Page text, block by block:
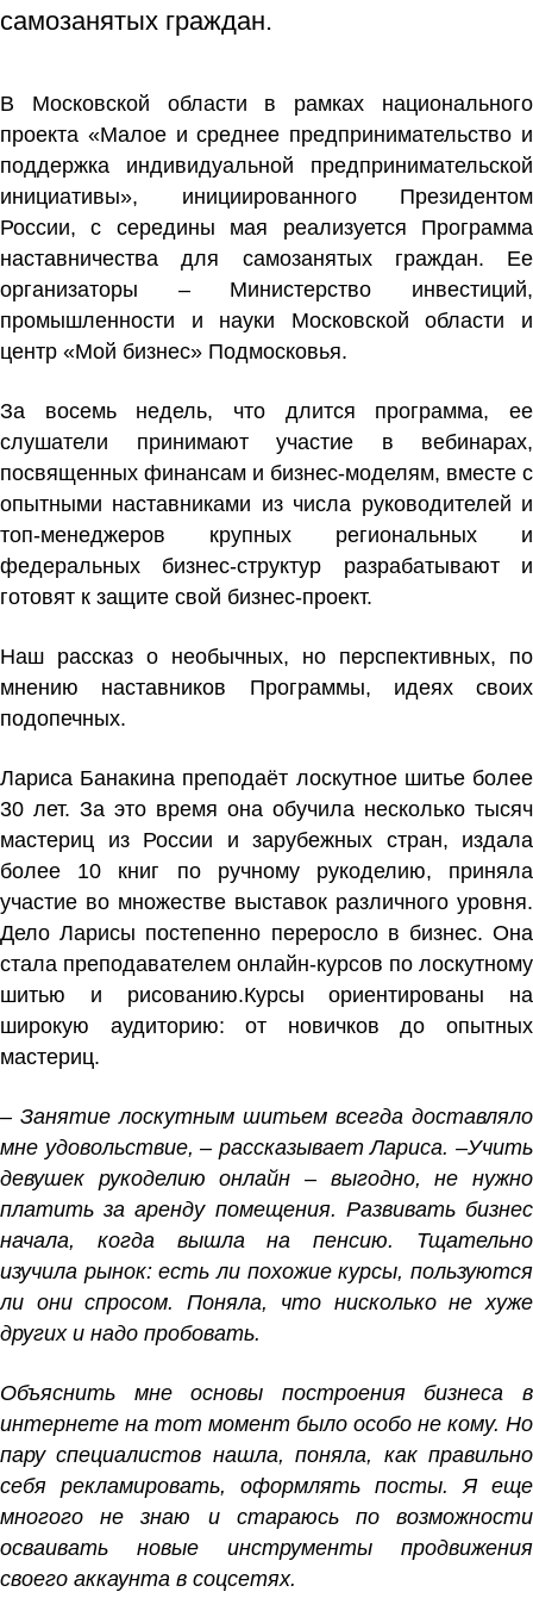
самозанятых граждан.
В Московской области в рамках национального
проекта «Малое и среднее предпринимательство и
поддержка индивидуальной предпринимательской
инициативы», инициированного Президентом
России, с середины мая реализуется Программа
наставничества для самозанятых граждан. Ее
организаторы – Министерство инвестиций,
промышленности и науки Московской области и
центр «Мой бизнес» Подмосковья.
За восемь недель, что длится программа, ее
слушатели принимают участие в вебинарах,
посвященных финансам и бизнес-моделям, вместе с
опытными наставниками из числа руководителей и
топ-менеджеров крупных региональных и
федеральных бизнес-структур разрабатывают и
готовят к защите свой бизнес-проект.
Наш рассказ о необычных, но перспективных, по
мнению наставников Программы, идеях своих
подопечных.
Лариса Банакина преподаёт лоскутное шитье более
30 лет. За это время она обучила несколько тысяч
мастериц из России и зарубежных стран, издала
более 10 книг по ручному рукоделию, приняла
участие во множестве выставок различного уровня.
Дело Ларисы постепенно переросло в бизнес. Она
стала преподавателем онлайн-курсов по лоскутному
шитью и рисованию.Курсы ориентированы на
широкую аудиторию: от новичков до опытных
мастериц.
– Занятие лоскутным шитьем всегда доставляло
мне удовольствие, – рассказывает Лариса. –Учить
девушек рукоделию онлайн – выгодно, не нужно
платить за аренду помещения. Развивать бизнес
начала, когда вышла на пенсию. Тщательно
изучила рынок: есть ли похожие курсы, пользуются
ли они спросом. Поняла, что нисколько не хуже
других и надо пробовать.
Объяснить мне основы построения бизнеса в
интернете на тот момент было особо не кому. Но
пару специалистов нашла, поняла, как правильно
себя рекламировать, оформлять посты. Я еще
многого не знаю и стараюсь по возможности
осваивать новые инструменты продвижения
своего аккаунта в соцсетях.